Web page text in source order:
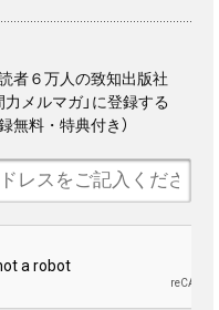
者６万人の致知出版社
力メルマガ」に登録する
無料・特典付き）